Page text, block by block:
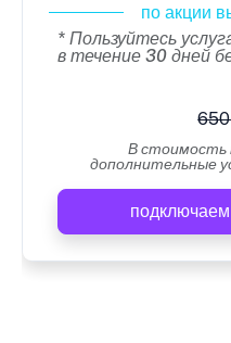
по акции
* Пользуйтесь
в течение 30 дней
650
В стоимость
дополнительные